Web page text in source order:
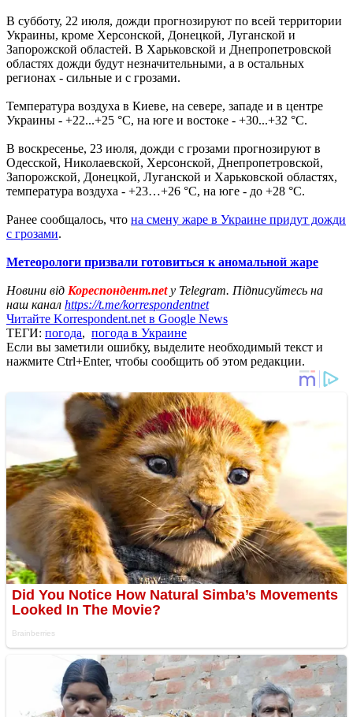
В субботу, 22 июля, дожди прогнозируют по всей территории
Украины, кроме Херсонской, Донецкой, Луганской и
Запорожской областей. В Харьковской и Днепропетровской
областях дожди будут незначительными, а в остальных
регионах - сильные и с грозами.
Температура воздуха в Киеве, на севере, западе и в центре
Украины - +22...+25 °С, на юге и востоке - +30...+32 °С.
В воскресенье, 23 июля, дожди с грозами прогнозируют в
Одесской, Николаевской, Херсонской, Днепропетровской,
Запорожской, Донецкой, Луганской и Харьковской областях,
температура воздуха - +23…+26 °С, на юге - до +28 °С.
Ранее сообщалось, что на смену жаре в Украине придут дожди
с грозами.
Метеорологи призвали готовиться к аномальной жаре
Новини від Кореспондент.netу Telegram. Підписуйтесь на
наш канал https://t.me/korrespondentnet
Читайте Korrespondent.net в Google News
ТЕГИ: погода, погода в Украине
Если вы заметили ошибку, выделите необходимый текст и
нажмите Ctrl+Enter, чтобы сообщить об этом редакции.